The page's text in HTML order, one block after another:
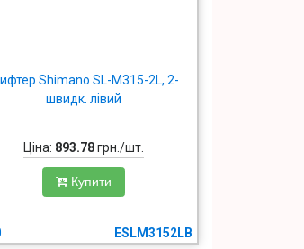
Shimano SL-M315-2L, 2-
швидк. лівий
Ціна: 893.78грн./шт.
Купити
ESLM3152LB